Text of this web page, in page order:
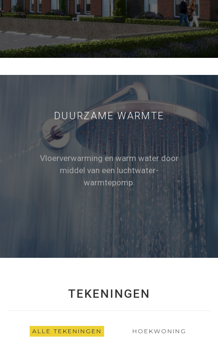
DUURZAME WARMTE
Vloerverwarming en warm water door
middel van een luchtwater-
warmtepomp.
TEKENINGEN
ALLE TEKENINGEN HOEKWONING